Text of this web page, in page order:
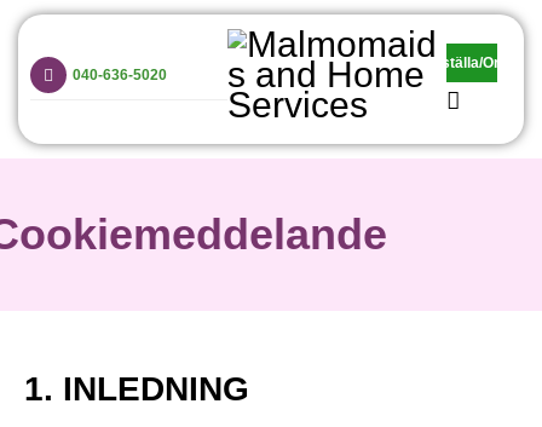
040-636-5020
Beställa/Order
Malmomaids and Home Services
Vi är grymma på hemstädning, barnpassning och trappstädning!
Privat
Priser
Avbokning
1. INLEDNING